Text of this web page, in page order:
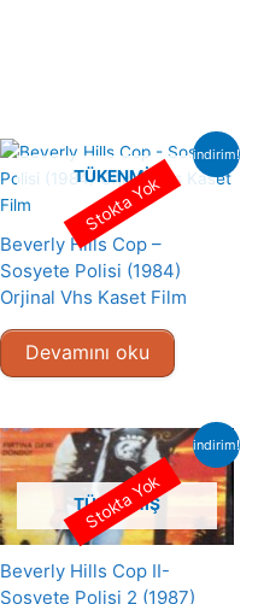
indirim!
TÜKENMIŞ
Beverly Hills Cop –
Sosyete Polisi (1984)
Orjinal Vhs Kaset Film
Devamını oku
Stokta Yok
indirim!
TÜKENMIŞ
Beverly Hills Cop II-
Sosyete Polisi 2 (1987)
Stokta Yok